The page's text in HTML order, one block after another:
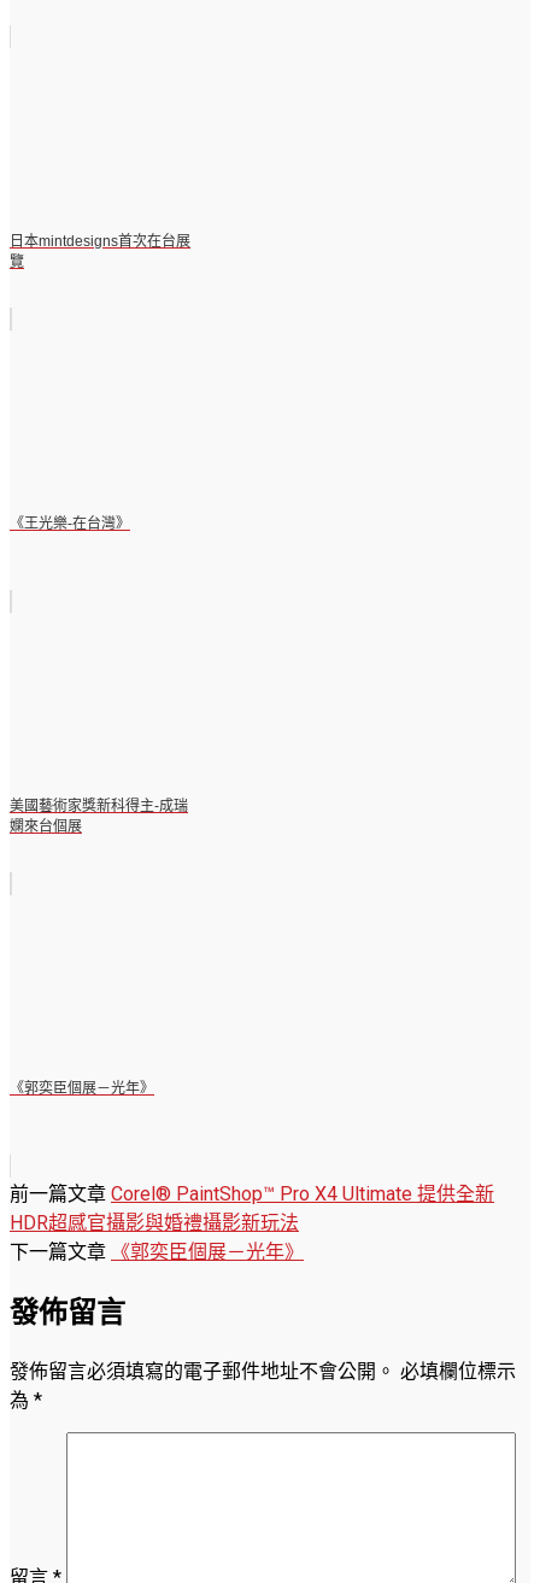
日本mintdesigns首次在台展
覽
《王光樂-在台灣》
美國藝術家獎新科得主-成瑞
嫻來台個展
《郭奕臣個展－光年》
前一篇文章 Corel® PaintShop™ Pro X4 Ultimate 提供全新
HDR超感官攝影與婚禮攝影新玩法
下一篇文章
《郭奕臣個展－光年》
發佈留言
發佈留言必須填寫的電子郵件地址不會公開。 必填欄位標示
為 *
留言 *